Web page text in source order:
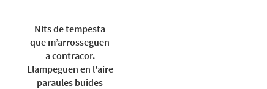
Nits de tempesta
que m’arrosseguen
a contracor.
Llampeguen en l'aire
paraules buides